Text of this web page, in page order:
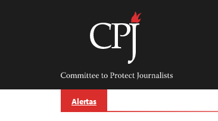
Committee
Protect
Journalists
Alertas